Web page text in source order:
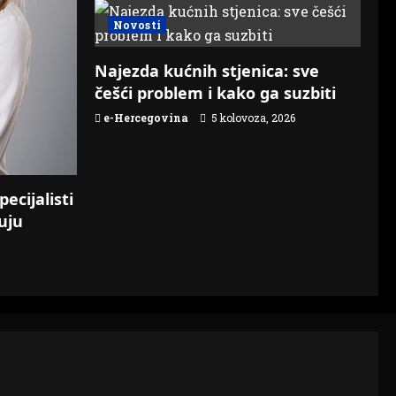
Novosti
Najezda kućnih stjenica: sve
češći problem i kako ga suzbiti
e-Hercegovina 5 kolovoza, 2026